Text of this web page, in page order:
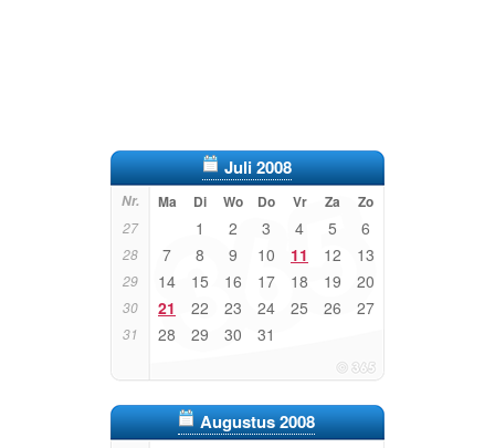
Juli 2008
Nr. Ma Di Wo Do Vr Za Zo
27 1 2 3 4 5 6
28 7 8 9 10 11 12 13
29 14 15 16 17 18 19 20
30 21 22 23 24 25 26 27
31 28 29 30 31
Augustus 2008